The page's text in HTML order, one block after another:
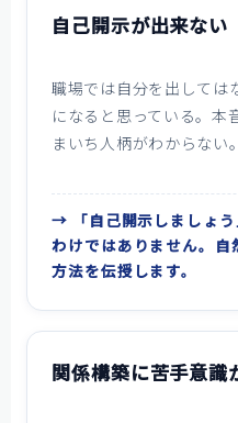
自己開示が出来ない
職場では自分を出しては
になると思っている。本
まいち人柄がわからない。
→ 「自己開示しましょう
わけではありません。
方法を伝授します。
関係構築に苦手意識